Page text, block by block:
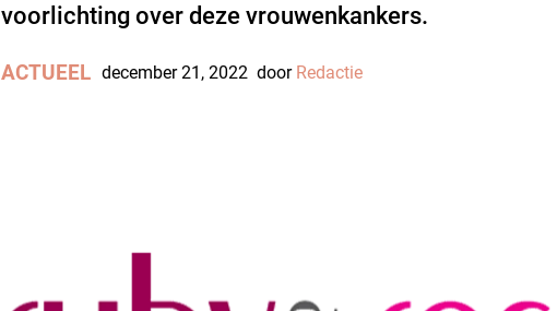
voorlichting over deze vrouwenkankers.
ACTUEEL december 21, 2022 door Redactie